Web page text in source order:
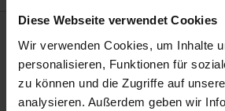
Diese Webseite verwendet Cookies
Wir verwenden Cookies, um Inhalte
personalisieren, Funktionen für
zu können und die Zugriffe auf
analysieren. Außerdem geben wir
Der spektakuläre
amerikanischen Energie-Riesen